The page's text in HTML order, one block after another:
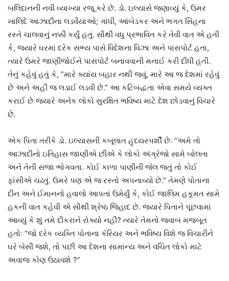
બલિદાનની નવી વ્યાખ્યા રજૂ કરે છે. ડો. ઇલ્યાસે જણાવ્યું કે, ઉમર
ખાલિદે આઝાદીના લડવૈયાઓ; ગાંધી, આંબેડકર અને ભગત સિંહના
રસ્તે ચાલવાનું નક્કી કર્યું હતું. સૌથી વધુ પ્રભાવિત કરે તેવી વાત એ હતી
કે, જ્યારે ઘરમાં દરેક સભ્ય પાસે વિદેશના વિઝા અને પાસપોર્ટ હતા,
ત્યારે ઉમરે જાણીજોઈને પાસપોર્ટ બનાવવાની મનાઈ કરી દીધી હતી.
તેનું કહેવું હતું કે, “મારે ક્યાંય બહાર નથી જવું, મારે આ જ દેશમાં રહેવું
છે અને અહીં જ લડાઈ લડવી છે.” આ કટિબદ્ધતા એવા સમયે વ્યક્ત
કરાઈ છે જ્યારે અનેક લોકો સુરક્ષિત ભવિષ્ય માટે દેશ છોડવાનું વિચારે
છે.
એક પિતા તરીકે ડો. ઇલ્યાસની કબૂલાત હૃદયસ્પર્શી છેઃ “અમે તો
આઝાદીનો ઇતિહાસ જાણીએ છીએ કે લોકો અંગ્રેજો સામે બોલતા
અને તેની સજા ભોગવતા. કોઈ કાળા પાણીની જેલ જતું તો કોઈ
ફાંસીએ ચઢતું. ઉમરે પણ એ જ રસ્તો અપનાવ્યો છે.” તેમણે પોતાના
દીન અને ઈમાનનો હવાલો આપતાં ઉમેર્યું કે, કોઈ જાલિમ હકૂમત સામે
હકની વાત કહેવી એ સૌથી શ્રેષ્ઠ જિહાદ છે. જ્યારે પિતાને પૂછવામાં
આવ્યું કે શું તમે દીકરાને રોક્યો નહીં? ત્યારે તેમનો જવાબ મજબૂત
હતોઃ “જો દરેક વ્યક્તિ પોતાના કૅરિયર અને ભવિષ્ય વિશે જ વિચારીને
ઘરે બેસી જશે, તો પછી આ દેશના સામાન્ય અને વંચિત લોકો માટે
અવાજ કોણ ઉઠાવશે ?”